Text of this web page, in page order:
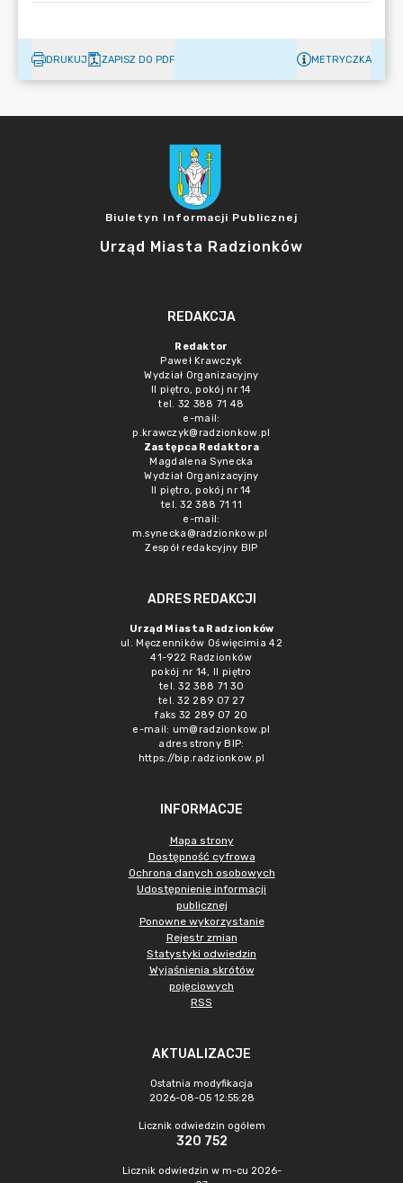
DRUKUJ ZAPISZ DO PDF METRYCZKA
Biuletyn Informacji Publicznej
Urząd Miasta Radzionków
REDAKCJA
Redaktor
Paweł Krawczyk
Wydział Organizacyjny
II piętro, pokój nr 14
tel. 32 388 71 48
e-mail:
p.krawczyk@radzionkow.pl
Zastępca Redaktora
Magdalena Synecka
Wydział Organizacyjny
II piętro, pokój nr 14
tel. 32 388 71 11
e-mail:
m.synecka@radzionkow.pl
Zespół redakcyjny BIP
ADRES REDAKCJI
Urząd Miasta Radzionków
ul. Męczenników Oświęcimia 42
41-922 Radzionków
pokój nr 14, II piętro
tel. 32 388 71 30
tel. 32 289 07 27
faks 32 289 07 20
e-mail: um@radzionkow.pl
adres strony BIP:
https://bip.radzionkow.pl
INFORMACJE
Mapa strony
Dostępność cyfrowa
Ochrona danych osobowych
Udostępnienie informacji
publicznej
Ponowne wykorzystanie
Rejestr zmian
Statystyki odwiedzin
Wyjaśnienia skrótów
pojęciowych
RSS
AKTUALIZACJE
Ostatnia modyfikacja
2026-08-05 12:55:28
Licznik odwiedzin ogółem
320 752
Licznik odwiedzin w m-cu 2026-